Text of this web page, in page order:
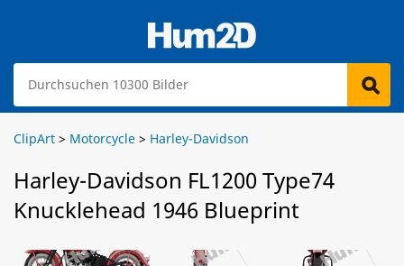
ClipArt > Motorcycle > Harley-Davidson
Harley-Davidson FL1200 Type74
Knucklehead 1946 Blueprint